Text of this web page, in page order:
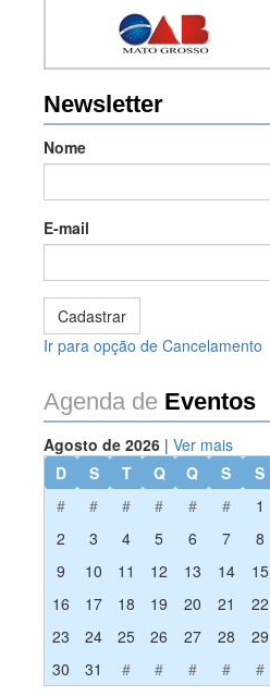
Newsletter
Nome
E-mail
Ir para opção de Cancelamento
Agenda de Eventos
Agosto de 2026 | Ver mais
D
S T Q Q S
S
#
# # # # #
1
2
3 4 5 6 7
8
9
10 11 12 13 14
15
16
17 18 19 20 21
22
23
24 25 26 27 28
29
30
31 # # # # #